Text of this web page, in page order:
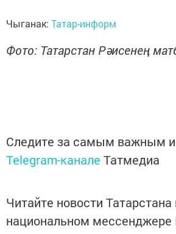
Чыганак: Татар-информ
Фото: Татарстан Рәисенең
Следите за самым важным
Telegram-канале Татмедиа
Читайте новости Татарстана
национальном мессенджере